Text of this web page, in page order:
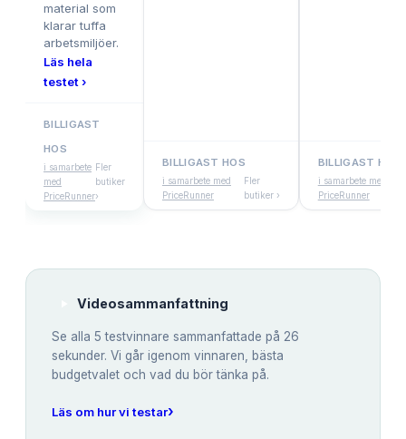
material som
klarar tuffa
arbetsmiljöer.
Läs hela
testet ›
BILLIGAST
HOS
i samarbete
med
PriceRunner
Fler
butiker
›
BILLIGAST HOS
i samarbete med
PriceRunner
Fler
butiker ›
BILLIGAST HOS
i samarbete med
PriceRunner
Videosammanfattning
Se alla 5 testvinnare sammanfattade på 26
sekunder. Vi går igenom vinnaren, bästa
budgetvalet och vad du bör tänka på.
Läs om hur vi testar›